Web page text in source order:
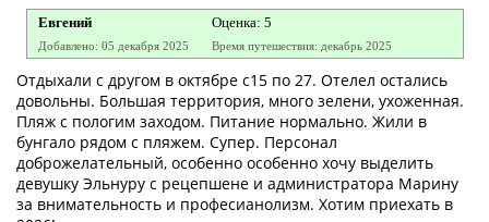
Евгений Оценка: 5
Добавлено: 05 декабря 2025 Время путешествия: декабрь 2025
Отдыхали с другом в октябре с15 по 27. Отелел остались
довольны. Большая территория, много зелени, ухоженная.
Пляж с пологим заходом. Питание нормально. Жили в
бунгало рядом с пляжем. Супер. Персонал
доброжелательный, особенно особенно хочу выделить
девушку Эльнуру с рецепшене и администратора Марину
за внимательность и професианолизм. Хотим приехать в